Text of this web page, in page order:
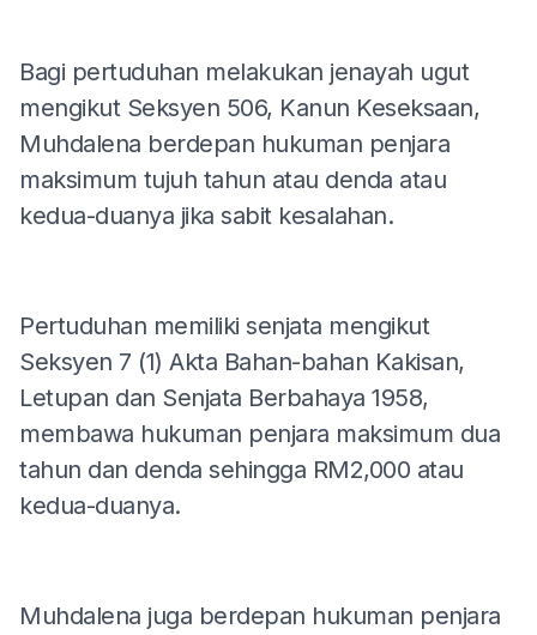
Bagi pertuduhan melakukan jenayah ugut
mengikut Seksyen 506, Kanun Keseksaan,
Muhdalena berdepan hukuman penjara
maksimum tujuh tahun atau denda atau
kedua-duanya jika sabit kesalahan.
Pertuduhan memiliki senjata mengikut
Seksyen 7 (1) Akta Bahan-bahan Kakisan,
Letupan dan Senjata Berbahaya 1958,
membawa hukuman penjara maksimum dua
tahun dan denda sehingga RM2,000 atau
kedua-duanya.
Muhdalena juga berdepan hukuman penjara